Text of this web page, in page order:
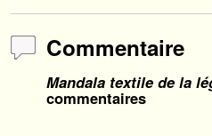
Commentaire
Mandala textile de la
commentaires